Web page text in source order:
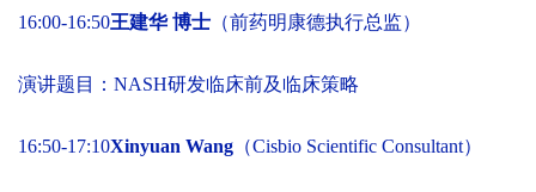
16:00-16:50王建华 博士 （前药明康德执行总监）
演讲题目：NASH研发临床前及临床策略
16:50-17:10Xinyuan Wang （Cisbio Scientific Consultant）